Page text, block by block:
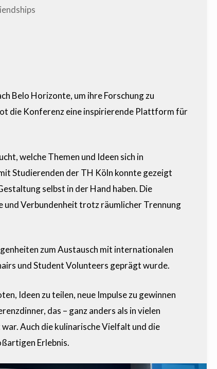
Belo Horizonte, um ihre Forschung zu
die Konferenz eine inspirierende Plattform für
welche Themen und Ideen sich in
Studierenden der TH Köln konnte gezeigt
selbst in der Hand haben. Die
und Verbundenheit trotz räumlicher Trennung
zum Austausch mit internationalen
und Student Volunteers geprägt wurde.
Ideen zu teilen, neue Impulse zu gewinnen
das – ganz anders als in vielen
Auch die kulinarische Vielfalt und die
Erlebnis.